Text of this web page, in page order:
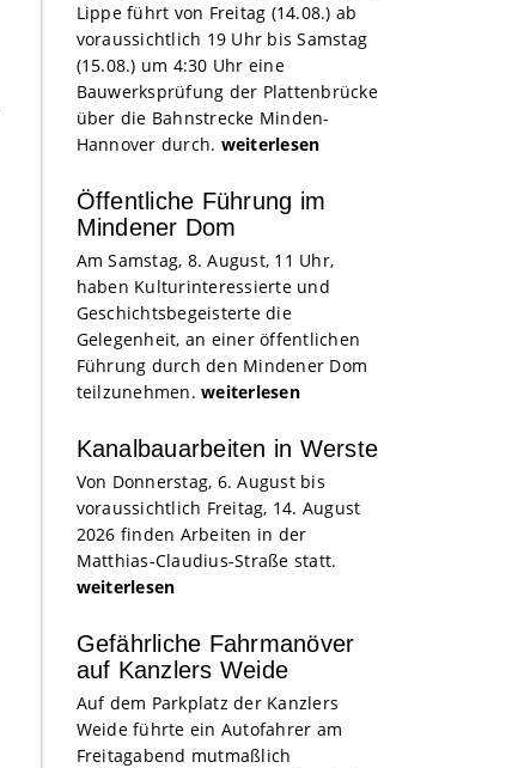
Lippe führt von Freitag (14.08.) ab
voraussichtlich 19 Uhr bis Samstag
(15.08.) um 4:30 Uhr eine
Bauwerksprüfung der Plattenbrücke
über die Bahnstrecke Minden-
Hannover durch. weiterlesen
Öffentliche Führung im
Mindener Dom
Am Samstag, 8. August, 11 Uhr,
haben Kulturinteressierte und
Geschichtsbegeisterte die
Gelegenheit, an einer öffentlichen
Führung durch den Mindener Dom
teilzunehmen. weiterlesen
Kanalbauarbeiten in Werste
Von Donnerstag, 6. August bis
voraussichtlich Freitag, 14. August
2026 finden Arbeiten in der
Matthias-Claudius-Straße statt.
weiterlesen
Gefährliche Fahrmanöver
auf Kanzlers Weide
Auf dem Parkplatz der Kanzlers
Weide führte ein Autofahrer am
Freitagabend mutmaßlich